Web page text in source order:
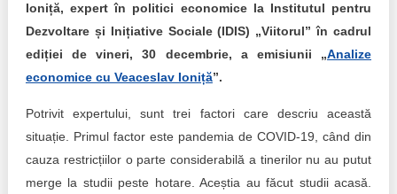
Democrația, independența și transparența instituțiilor
publice-cheie din Moldova
Achiziții publice
Achizițiile publice în vizorul societății civile
Ioniță, expert în politici economice la Institutul pentru
Dezvoltare și Inițiative Sociale (IDIS) „Viitorul” în cadrul
ediției de vineri, 30 decembrie, a emisiunii „Analize
economice cu Veaceslav Ioniță”.
Potrivit expertului, sunt trei factori care descriu această
situație. Primul factor este pandemia de COVID-19, când din
cauza restricțiilor o parte considerabilă a tinerilor nu au putut
merge la studii peste hotare. Aceștia au făcut studii acasă.